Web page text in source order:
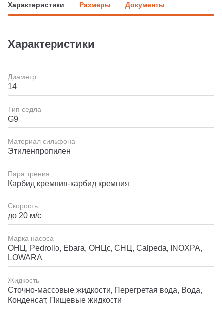
Характеристики Размеры Документы
Характеристики
Диаметр
14
Тип седла
G9
Материал сильфона
Этиленпропилен
Пара трения
Карбид кремния-карбид кремния
Скорость
до 20 м/с
Марка насоса
ОНЦ, Pedrollo, Ebara, ОНЦс, СНЦ, Calpeda, INOXPA,
LOWARA
Жидкость
Сточно-массовые жидкости, Перегретая вода, Вода,
Конденсат, Пищевые жидкости